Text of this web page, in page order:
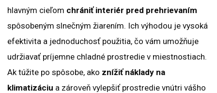
hlavným cieľom chrániť interiér pred prehrievaním
spôsobeným slnečným žiarením. Ich výhodou je vysoká
efektivita a jednoduchosť použitia, čo vám umožňuje
udržiavať príjemne chladné prostredie v miestnostiach.
Ak túžite po spôsobe, ako znížiť náklady na
klimatizáciu a zároveň vylepšiť prostredie vnútri vášho